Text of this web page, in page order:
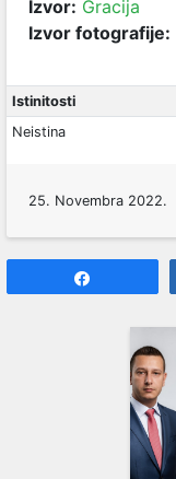
Izvor: Gracija
Izvor fotografije:
Istinitosti
Neistina
25. Novembra 2022.